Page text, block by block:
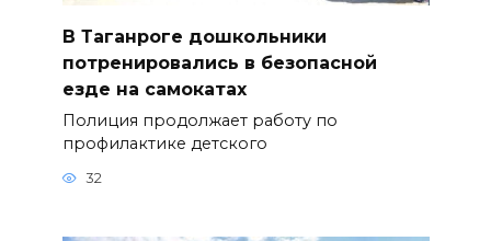
В Таганроге дошкольники
потренировались в безопасной
езде на самокатах
Полиция продолжает работу по
профилактике детского
32